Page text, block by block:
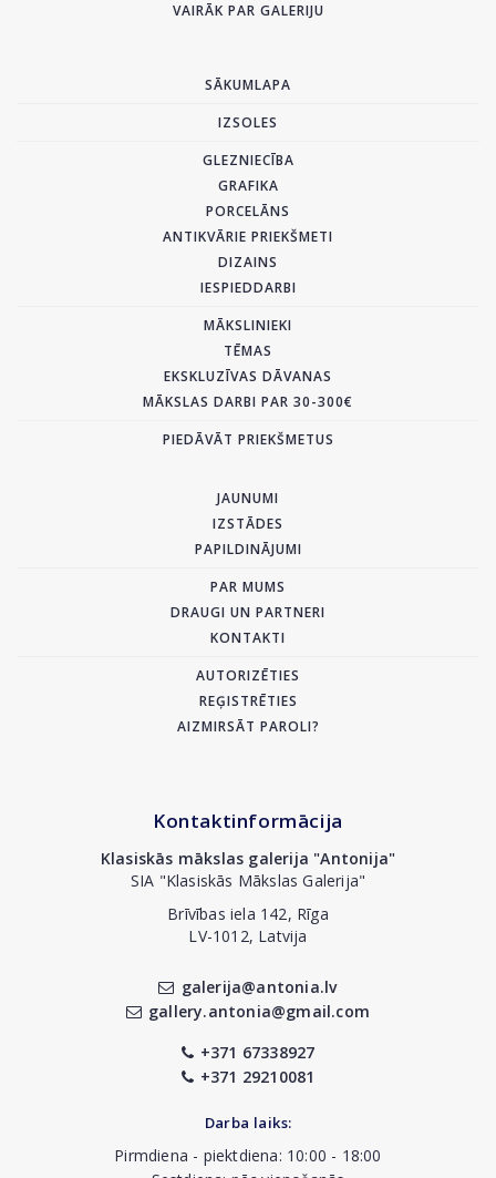
VAIRĀK PAR GALERIJU
SĀKUMLAPA
IZSOLES
GLEZNIECĪBA
GRAFIKA
PORCELĀNS
ANTIKVĀRIE PRIEKŠMETI
DIZAINS
IESPIEDDARBI
MĀKSLINIEKI
TĒMAS
EKSKLUZĪVAS DĀVANAS
MĀKSLAS DARBI PAR 30-300€
PIEDĀVĀT PRIEKŠMETUS
JAUNUMI
IZSTĀDES
PAPILDINĀJUMI
PAR MUMS
DRAUGI UN PARTNERI
KONTAKTI
AUTORIZĒTIES
REĢISTRĒTIES
AIZMIRSĀT PAROLI?
Kontaktinformācija
Klasiskās mākslas galerija "Antonija"
SIA "Klasiskās Mākslas Galerija"
Brīvības iela 142, Rīga
LV-1012, Latvija
galerija@antonia.lv
gallery.antonia@gmail.com
+371 67338927
+371 29210081
Darba laiks:
Pirmdiena - piektdiena: 10:00 - 18:00